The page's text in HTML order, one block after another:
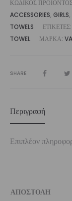
ΚΩΔΙΚΌΣ
ACCESSORIES, GIRLS,
TOWELS
ΕΤΙΚΈΤΕΣ:
TOWEL
ΜΆΡΚΑ:
SHARE
Περιγραφή
Επιπλέον
ΑΠΟΣΤΟΛΗ